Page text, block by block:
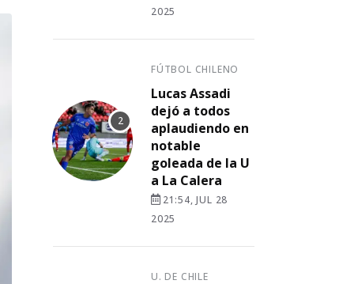
2025
FÚTBOL CHILENO
Lucas Assadi
dejó a todos
aplaudiendo en
notable
goleada de la U
a La Calera
21:54, JUL 28
2025
U. DE CHILE